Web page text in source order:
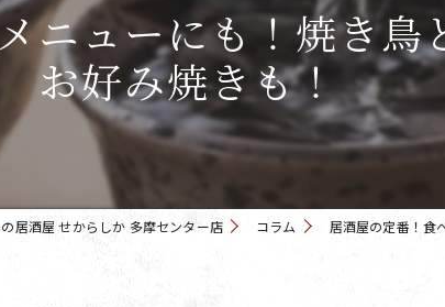
ニューにも！焼き鳥
お好み焼きも！
居酒屋 せからしか 多摩センター店 コラム 居酒屋の定番！食